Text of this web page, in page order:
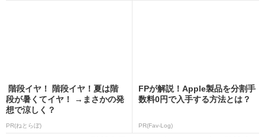
階段イヤ！ 階段イヤ！夏は階
段が暑くてイヤ！ →まさかの発
想で涼しく？
PR(ねとらぼ)
FPが解説！Apple製品を分割手
数料0円で入手する方法とは？
PR(Fav-Log)